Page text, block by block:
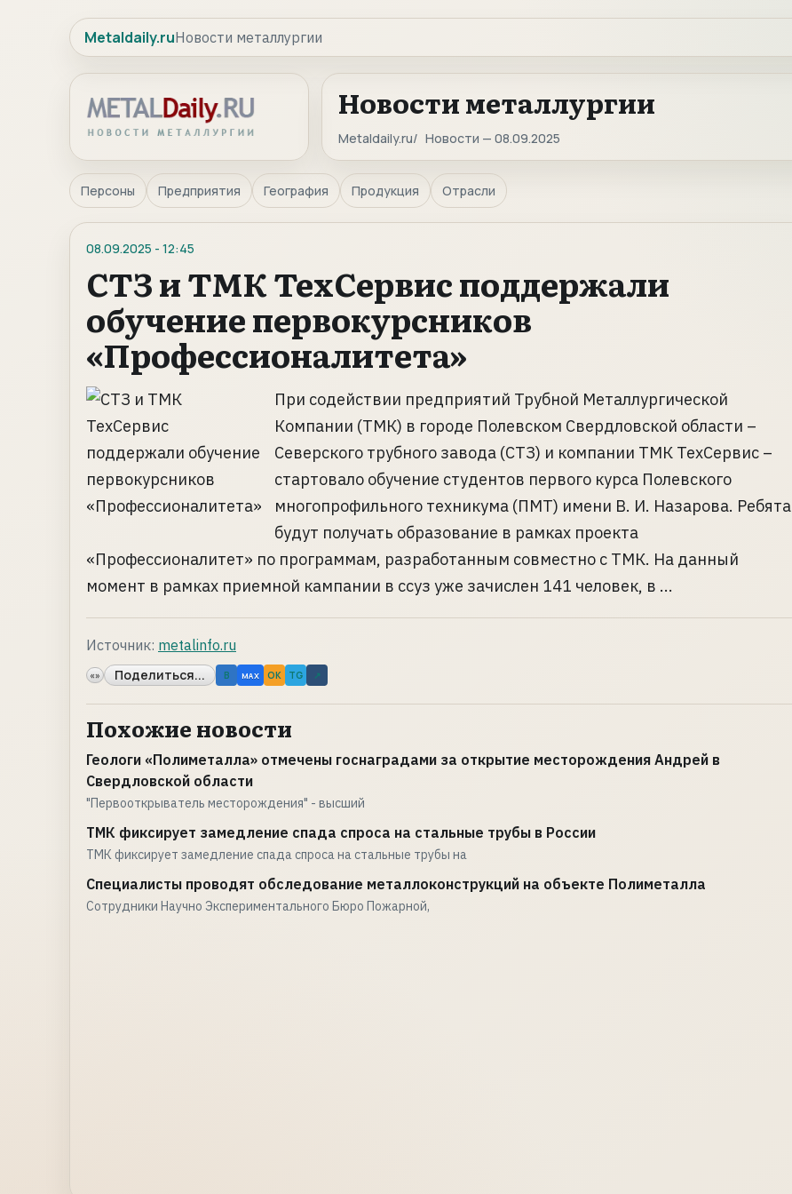
Metaldaily.ruНовости металлургии
Новости металлургии
Metaldaily.ru Новости — 08.09.2025
Персоны Предприятия География Продукция Отрасли
08.09.2025 - 12:45
СТЗ и ТМК ТехСервис поддержали
обучение первокурсников
«Профессионалитета»
При содействии предприятий Трубной Металлургической
Компании (ТМК) в городе Полевском Свердловской области –
Северского трубного завода (СТЗ) и компании ТМК ТехСервис –
стартовало обучение студентов первого курса Полевского
многопрофильного техникума (ПМТ) имени В. И. Назарова. Ребята
будут получать образование в рамках проекта
«Профессионалитет» по программам, разработанным совместно с ТМК. На данный
момент в рамках приемной кампании в ссуз уже зачислен 141 человек, в ...
Источник: metalinfo.ru
«» Поделиться... B MAX OK TG ↗
Похожие новости
Геологи «Полиметалла» отмечены госнаградами за открытие месторождения Андрей в
Свердловской области
"Первооткрыватель месторождения" - высший
ТМК фиксирует замедление спада спроса на стальные трубы в России
ТМК фиксирует замедление спада спроса на стальные трубы на
Специалисты проводят обследование металлоконструкций на объекте Полиметалла
Сотрудники Научно Экспериментального Бюро Пожарной,